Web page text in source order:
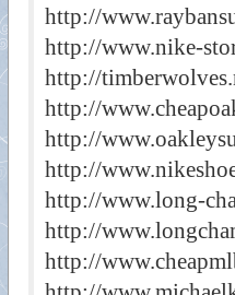
http://
http://www.nike-
http://
http://
http://
http://
http://www.long-
http://
http://